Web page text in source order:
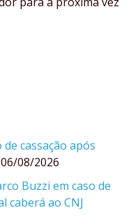
cassação após
06/08/2026
Buzzi em caso de
caberá ao CNJ